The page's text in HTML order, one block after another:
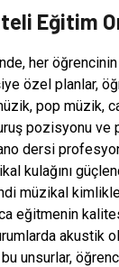
Eğitim
her
özel planlar,
pop müzik,
pozisyonu ve
dersi
kulağını
müzikal
eğitmenin
akustik
unsurlar,